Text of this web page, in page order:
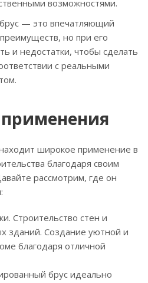
возможностями.
— это впечатляющий
но при его
и недостатки, чтобы сделать
с реальными
широкое применение в
благодаря своим
рассмотрим, где он
Строительство стен и
зданий. Создание уютной и
благодаря отличной
брус идеально